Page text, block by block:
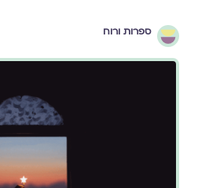
ספרות ורוח